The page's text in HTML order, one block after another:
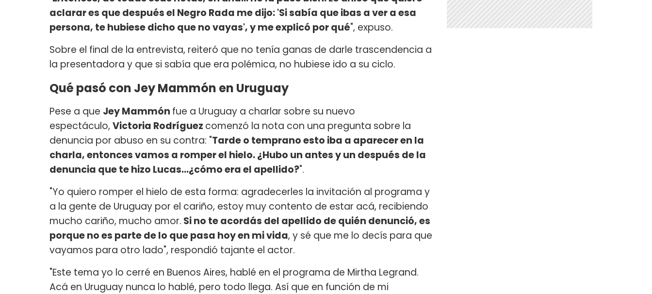
aclarar es que después el Negro Rada me dijo: 'Si sabía que ibas a ver a esa
persona, te hubiese dicho que no vayas', y me explicó por qué", expuso.
Sobre el final de la entrevista, reiteró que no tenía ganas de darle trascendencia a
la presentadora y que si sabía que era polémica, no hubiese ido a su ciclo.
Qué pasó con Jey Mammón en Uruguay
Pese a que Jey Mammón fue a Uruguay a charlar sobre su nuevo
espectáculo, Victoria Rodríguez comenzó la nota con una pregunta sobre la
denuncia por abuso en su contra: "Tarde o temprano esto iba a aparecer en la
charla, entonces vamos a romper el hielo. ¿Hubo un antes y un después de la
denuncia que te hizo Lucas...¿cómo era el apellido?".
"Yo quiero romper el hielo de esta forma: agradecerles la invitación al programa y
a la gente de Uruguay por el cariño, estoy muy contento de estar acá, recibiendo
mucho cariño, mucho amor. Si no te acordás del apellido de quién denunció, es
porque no es parte de lo que pasa hoy en mi vida, y sé que me lo decís para que
vayamos para otro lado", respondió tajante el actor.
"Este tema yo lo cerré en Buenos Aires, hablé en el programa de Mirtha Legrand.
Acá en Uruguay nunca lo hablé, pero todo llega. Así que en función de mi